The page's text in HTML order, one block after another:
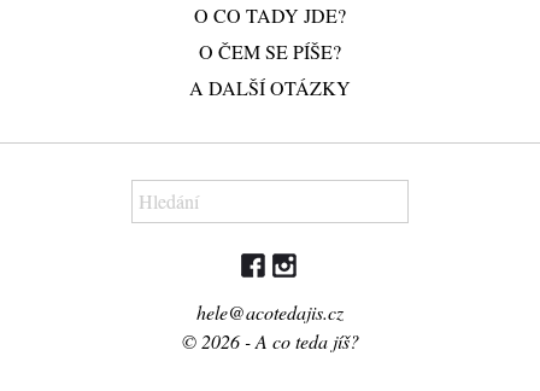
O CO TADY JDE?
O ČEM SE PÍŠE?
A DALŠÍ OTÁZKY
hele@acotedajis.cz
© 2026 - A co teda jíš?